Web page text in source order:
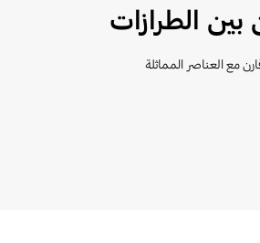
بين الطرازات
مع العناصر المماثلة